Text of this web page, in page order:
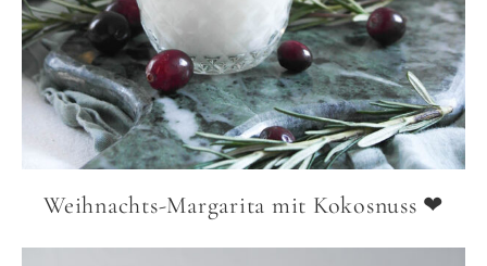
Weihnachts-Margarita mit Kokosnuss ❤